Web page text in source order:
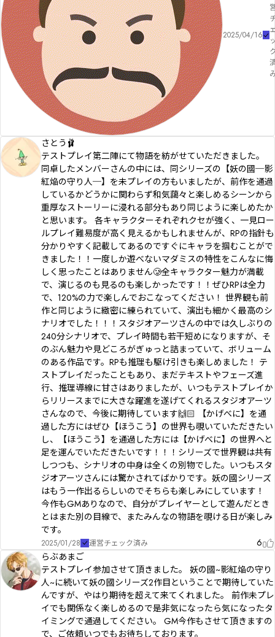
2025/04/16
さとう🩰
テストプレイ第二陣にて物語を紡がせていただきました。
同卓したメンバーさんの中には、同シリーズの【妖の國─影
紅焔の守り人─】を未プレイの方もいましたが、前作を通過
しているかどうかに関わらず和気藹々と楽しめるシーンから
重厚なストーリーに浸れる部分もあり同じように楽しめたか
と思います。 各キャラクターそれぞれクセが強く、一見ロー
ルプレイ難易度が高く見えるかもしれませんが、RPの指針も
分かりやすく記載してあるのですぐにキャラを掴むことがで
きました！！一度しか遊べないマダミスの特性をこんなに悔
しく思ったことはありません🥲全キャラクター魅力が満載
で、演じるのも見るのも楽しかったです！！ぜひRPは全力
で、120%の力で楽しんでおこなってください！ 世界観も前
作と同じように緻密に練られていて、演出も細かく最高のシ
ナリオでした！！！スタジオアーツさんの中では久しぶりの
240分シナリオで、プレイ時間も若干短めになりますが、そ
のぶん魅力や見どころがぎゅっと詰まっていて、ボリューム
のある作品です。RPも推理も駆け引きも楽しめました！ テ
ストプレイだったこともあり、まだテキストやフェーズ進
行、推理導線に甘さはありましたが、いつもテストプレイか
らリリースまでに大きな躍進を遂げてくれるスタジオアーツ
さんなので、今後に期待しています🙌🏻 【かげべに】を通
過した方にはぜひ【ほうこう】の世界も覗いていただきたい
し、【ほうこう】を通過した方には【かげべに】の世界へと
足を運んでいただきたいです！！！シリーズで世界観は共有
しつつも、シナリオの中身は全くの別物でした。いつもスタ
ジオアーツさんには驚かされてばかりです。妖の國シリーズ
はもう一作出るらしいのでそちらも楽しみにしています！
今作もGMありなので、自分がプレイヤーとして遊んだとき
とはまた別の目線で、またみんなの物語を覗ける日が楽しみ
です。
2025/01/28 運営チェック済み
6
らぶあまご
テストプレイ参加させて頂きました。 妖の國~影紅焔の守り
人~に続いて妖の國シリーズ2作目ということで期待していた
んですが、やはり期待を超えて来てくれました。 前作未プレ
イでも関係なく楽しめるので是非気になったら気になったタ
イミングで通過してください。 GM今作もさせて頂きますの
で、ご依頼いつでもお待ちしております。